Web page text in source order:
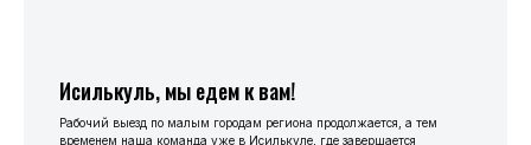
Исилькуль, мы едем к вам!
Рабочий выезд по малым городам региона продолжается, а тем
временем наша команда уже в Исилькуле, где завершается